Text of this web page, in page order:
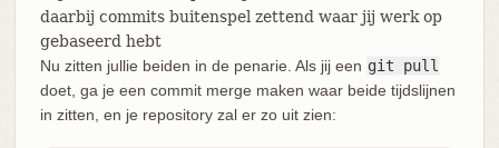
daarbij commits buitenspel zettend waar jij werk op
gebaseerd hebt
Nu zitten jullie beiden in de penarie. Als jij een git pull
doet, ga je een commit merge maken waar beide tijdslijnen
in zitten, en je repository zal er zo uit zien: